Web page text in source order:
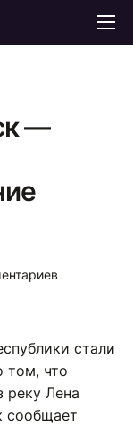
—
стали
том, что
реку Лена
сообщает